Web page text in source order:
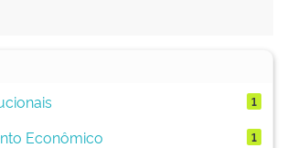
1
Econômico 1